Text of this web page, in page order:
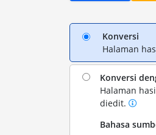
Konversi
Halaman
Konversi
Halaman
diedit.
Bahasa